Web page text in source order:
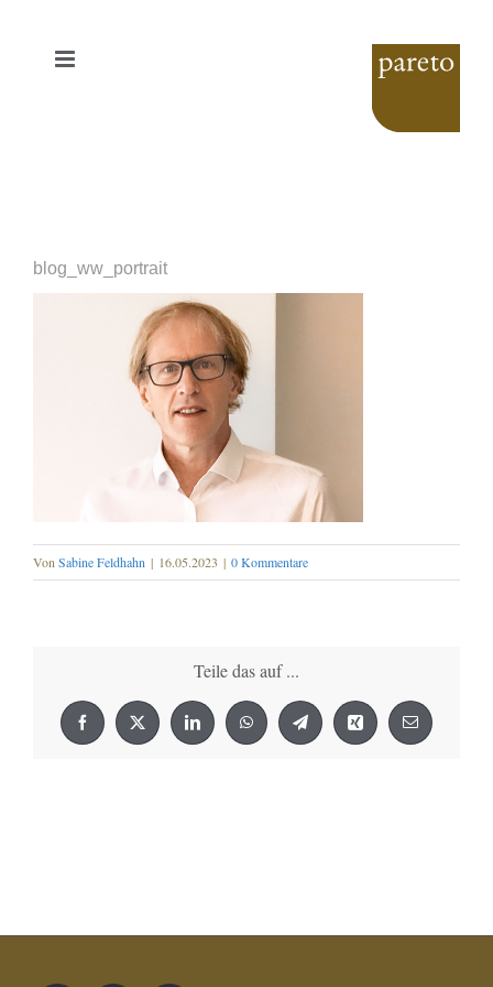
blog_ww_portrait
Von Sabine Feldhahn | 16.05.2023 | 0 Kommentare
Teile das auf ...
FacebookX LinkedInWhatsAppTelegramXing
E-
Mail